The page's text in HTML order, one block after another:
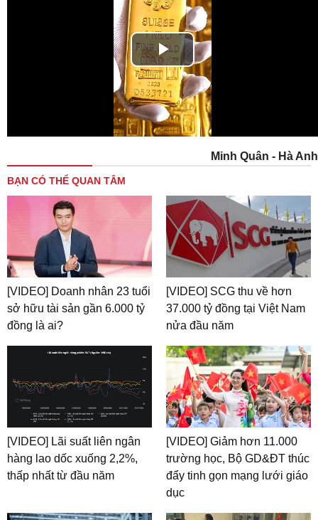
Play
Video
Minh Quân - Hà Anh
BẠN CÓ THỂ QUAN TÂM
[VIDEO] Doanh nhân 23 tuổi
sở hữu tài sản gần 6.000 tỷ
đồng là ai?
[VIDEO] SCG thu về hơn
37.000 tỷ đồng tại Việt Nam
nửa đầu năm
[VIDEO] Lãi suất liên ngân
hàng lao dốc xuống 2,2%,
thấp nhất từ đầu năm
[VIDEO] Giảm hơn 11.000
trường học, Bộ GD&ĐT thúc
đẩy tinh gọn mạng lưới giáo
dục